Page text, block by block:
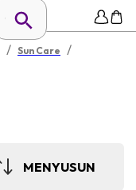
/ Sun Care /
MENYUSUN